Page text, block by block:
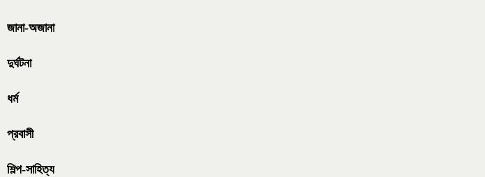
জানা-অজানা
দুর্ঘটনা
ধর্ম
প্রবাসী
শিল্প-সাহিত্য